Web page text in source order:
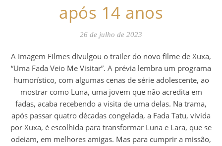
após 14 anos
26 de julho de 2023
A Imagem Filmes divulgou o trailer do novo filme de Xuxa,
“Uma Fada Veio Me Visitar”. A prévia lembra um programa
humorístico, com algumas cenas de série adolescente, ao
mostrar como Luna, uma jovem que não acredita em
fadas, acaba recebendo a visita de uma delas. Na trama,
após passar quatro décadas congelada, a Fada Tatu, vivida
por Xuxa, é escolhida para transformar Luna e Lara, que se
odeiam, em melhores amigas. Mas para cumprir a missão,